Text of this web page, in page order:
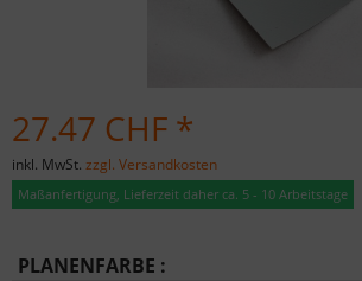
27.47 CHF *
inkl. MwSt. zzgl. Versandkosten
Maßanfertigung, Lieferzeit daher ca. 5 - 10 Arbeitstage
PLANENFARBE :